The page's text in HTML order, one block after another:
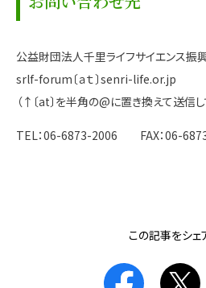
公益財団法人千里ライフサイエンス
srlf-forum〔ａｔ〕senri-life.or.jp
（↑〔at〕を半角の@に置き換えて送信し
TEL：06-6873-2006 FAX：06-
この記事をシェ